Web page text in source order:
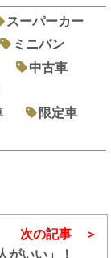
スーパーカー
ミニバン
中古車
限定車
次の記事
がいい」！